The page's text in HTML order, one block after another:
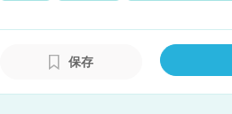
保存